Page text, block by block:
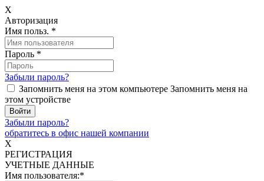
X
Авторизация
Имя польз. *
Пароль *
Забыли пароль?
Запомнить меня на этом компьютере Запомнить меня на
этом устройстве
Забыли пароль?
обратитесь в офис нашей компании
X
РЕГИСТРАЦИЯ
УЧЕТНЫЕ ДАННЫЕ
Имя пользователя:*